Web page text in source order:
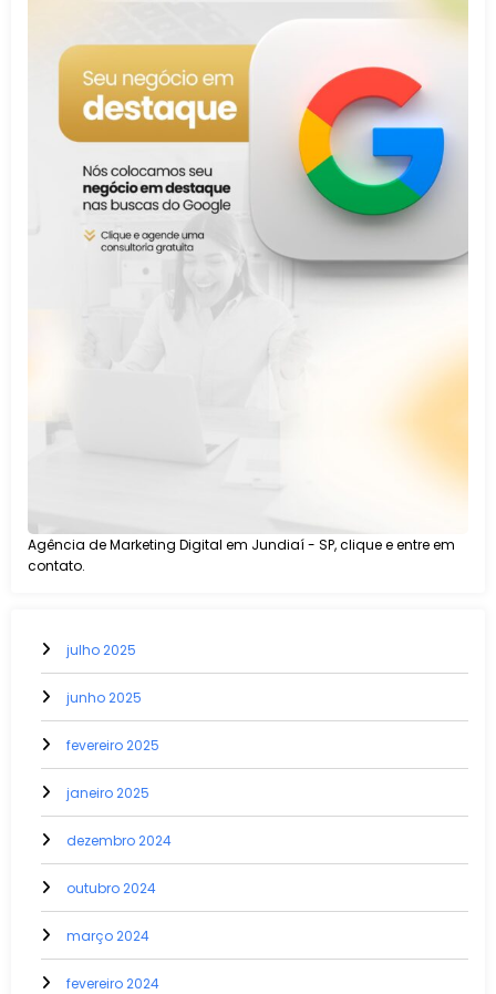
Agência de Marketing Digital em Jundiaí - SP, clique e entre em
contato.
julho 2025
junho 2025
fevereiro 2025
janeiro 2025
dezembro 2024
outubro 2024
março 2024
fevereiro 2024